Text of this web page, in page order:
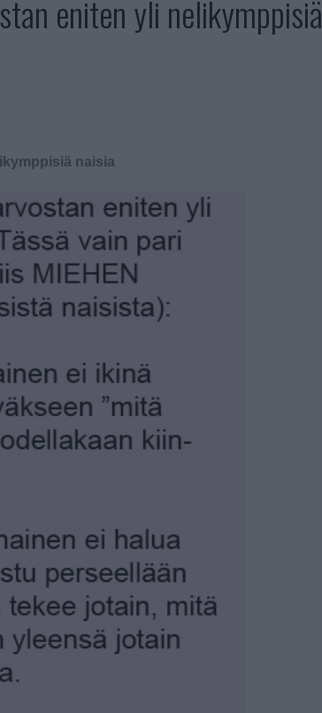
eniten yli nelikymppisiä
naisia